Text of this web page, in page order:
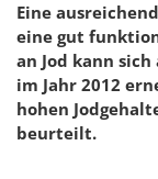
Eine
eine gut
an Jod kann
im Jahr 2012
hohen
beurteilt.